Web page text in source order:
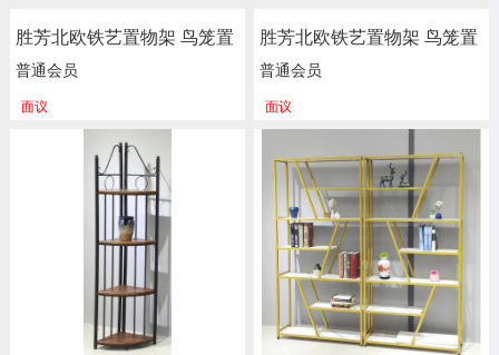
胜芳北欧铁艺置物架 鸟笼置
物架 客厅阳台落地多层花架
服装店包包架 金色展示架
正尚家具批发
普通会员
面议
胜芳北欧铁艺置物架 鸟笼置
物架 客厅阳台落地多层花架
服装店包包架 金色展示架
正尚家具批发
普通会员
面议